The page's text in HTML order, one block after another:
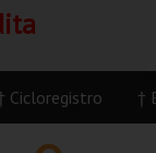
Cicloregistro †